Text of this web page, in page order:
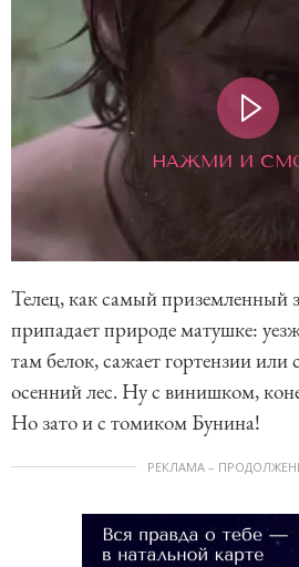
НАЖМИ И
Телец, как самый приземленный
припадает природе матушке:
там белок, сажает гортензии или
осенний лес. Ну с винишком,
Но зато и с томиком Бунина!
РЕКЛАМА –